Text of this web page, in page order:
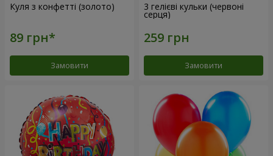
Куля з конфетті (золото)
Замовити
3 гелієві кульки (червоні
серця)
Замовити